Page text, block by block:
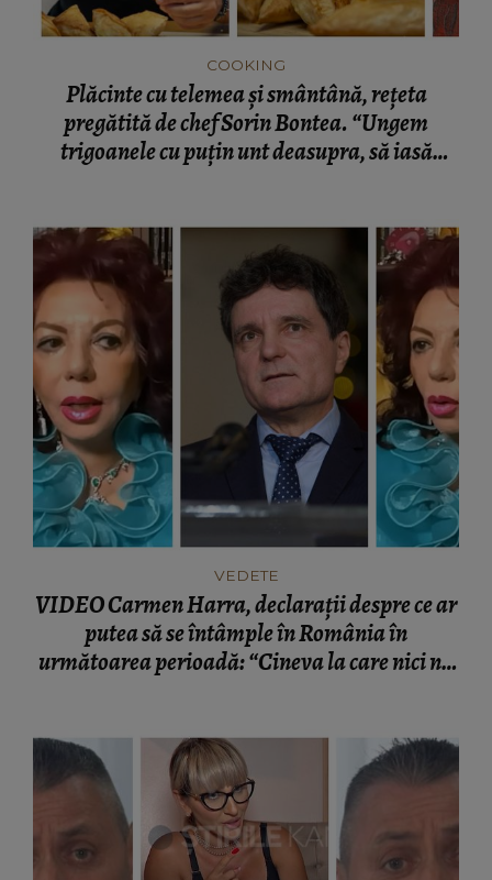
COOKING
Plăcinte cu telemea și smântână, rețeta
pregătită de chef Sorin Bontea. “Ungem
trigoanele cu puțin unt deasupra, să iasă
VEDETE
VIDEO Carmen Harra, declarații despre ce ar
putea să se întâmple în România în
următoarea perioadă: “Cineva la care nici nu